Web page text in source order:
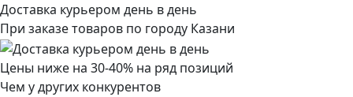
Доставка курьером день в день
При заказе товаров по городу Казани
Цены ниже на 30-40% на ряд позиций
Чем у других конкурентов